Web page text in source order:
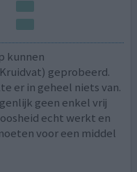
kunnen
geprobeerd.
er in geheel niets van.
geen enkel vrij
echt werkt en
voor een middel